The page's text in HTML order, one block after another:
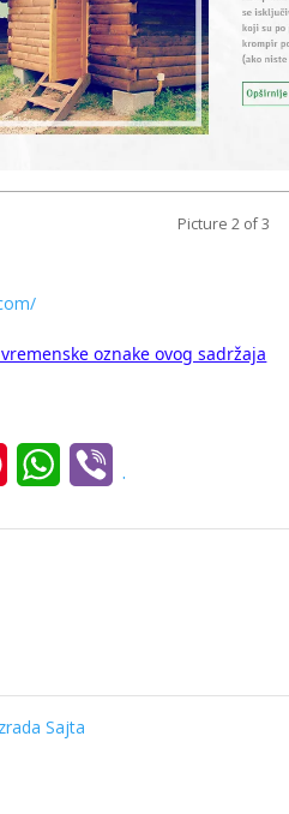
Picture 2 of 3
PinterestWhatsApp
.
Sajta